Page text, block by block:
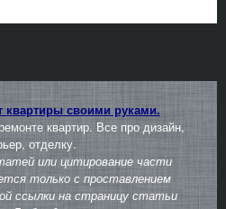
квартиры своими руками.
квартир. Все про дизайн,
отделку.
или цитирование части
только с проставлением
ссылки на страницу статьи